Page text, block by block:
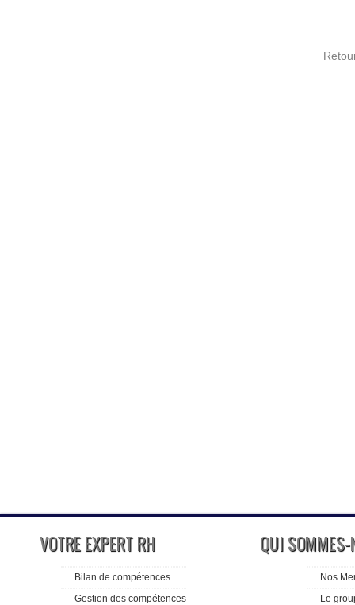
VOTRE EXPERT RH
Bilan de compétences
Gestion des compétences
QUI
Nos
Le